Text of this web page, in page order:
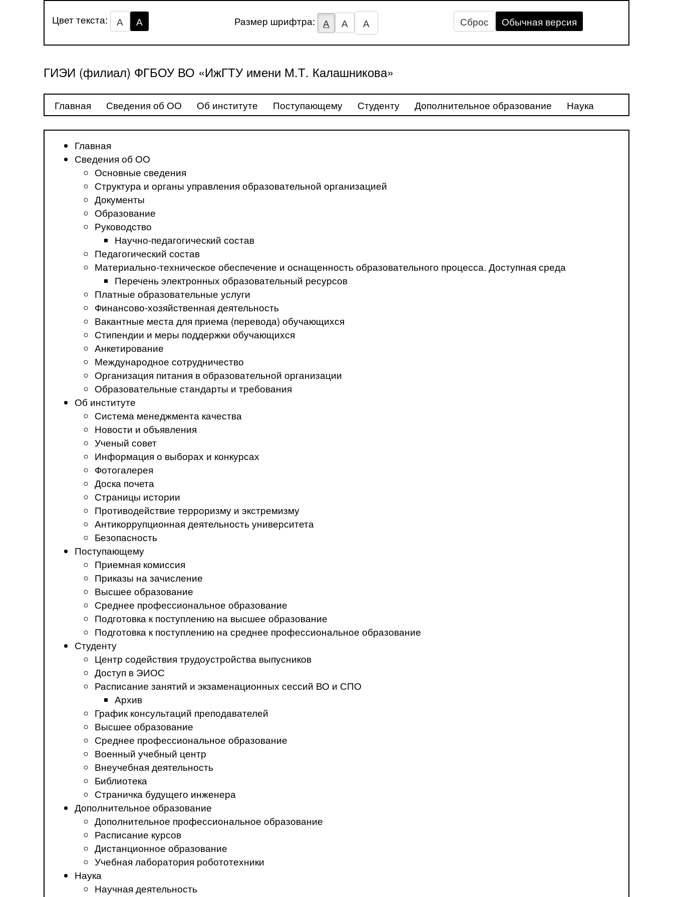
Цвет текста: А А Размер шрифтра: А А А Сброс Обычная версия
ГИЭИ (филиал) ФГБОУ ВО «ИжГТУ имени М.Т. Калашникова»
Главная Сведения об ОО Об институте Поступающему Студенту Дополнительное образование Наука
Главная
Сведения об ОО
Основные сведения
Структура и органы управления образовательной организацией
Документы
Образование
Руководство
Научно-педагогический состав
Педагогический состав
Материально-техническое обеспечение и оснащенность образовательного процесса. Доступная среда
Перечень электронных образовательный ресурсов
Платные образовательные услуги
Финансово-хозяйственная деятельность
Вакантные места для приема (перевода) обучающихся
Стипендии и меры поддержки обучающихся
Анкетирование
Международное сотрудничество
Организация питания в образовательной организации
Образовательные стандарты и требования
Об институте
Система менеджмента качества
Новости и объявления
Ученый совет
Информация о выборах и конкурсах
Фотогалерея
Доска почета
Страницы истории
Противодействие терроризму и экстремизму
Антикоррупционная деятельность университета
Безопасность
Поступающему
Приемная комиссия
Приказы на зачисление
Высшее образование
Среднее профессиональное образование
Подготовка к поступлению на высшее образование
Подготовка к поступлению на среднее профессиональное образование
Студенту
Центр содействия трудоустройства выпусников
Доступ в ЭИОС
Расписание занятий и экзаменационных сессий ВО и СПО
Архив
График консультаций преподавателей
Высшее образование
Среднее профессиональное образование
Военный учебный центр
Внеучебная деятельность
Библиотека
Страничка будущего инженера
Дополнительное образование
Дополнительное профессиональное образование
Расписание курсов
Дистанционное образование
Учебная лаборатория робототехники
Наука
Научная деятельность